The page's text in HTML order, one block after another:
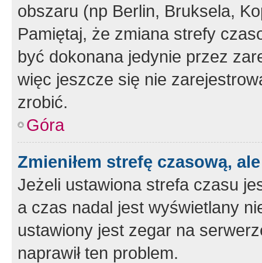
obszaru (np Berlin, Bruksela,
Pamiętaj, że zmiana strefy
być dokonana jedynie przez
więc jeszcze się nie
zrobić.
Góra
Zmieniłem strefę czasową,
Jeżeli ustawiona strefa czasu
a czas nadal jest wyświetlany
ustawiony jest zegar na
naprawił ten problem.